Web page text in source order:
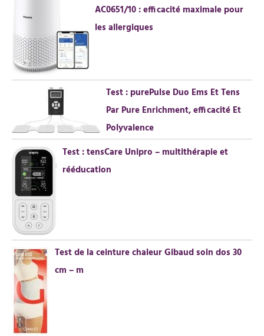
e
r
:
AC0651/10 : efficacité maximale pour
les allergiques
Test : purePulse Duo Ems Et Tens
Par Pure Enrichment, efficacité Et
Polyvalence
Test : tensCare Unipro – multithérapie et
rééducation
Test de la ceinture chaleur Gibaud soin dos 30
cm – m